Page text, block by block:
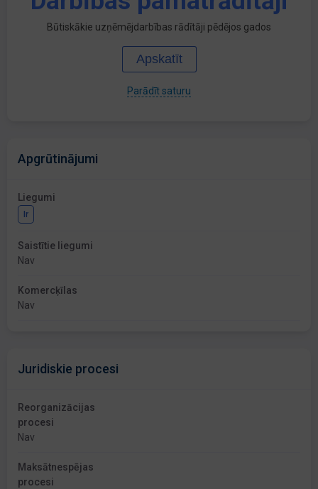
Būtiskākie uzņēmējdarbības rādītāji pēdējos gados
Apskatīt
Parādīt saturu
Apgrūtinājumi
Liegumi
Ir
Saistītie liegumi
Nav
Komercķīlas
Nav
Juridiskie procesi
Reorganizācijas
procesi
Nav
Maksātnespējas
procesi